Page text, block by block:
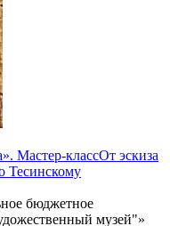
Мастер-классОт эскиза
Тесинскому
бюджетное
музей"»